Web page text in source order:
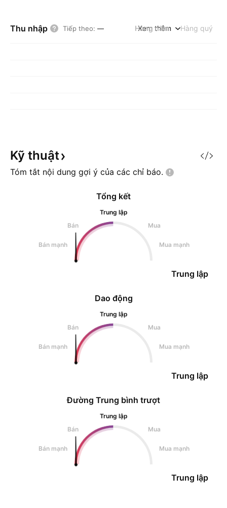
Thu nhập Tiếp theo: — Hàng năm Hàng quý
Xem thêm
Kỹ thuật
Tóm tắt nội dung gợi ý của các chỉ báo.
Dao động
Trung lập
Bán
Mua
Bán mạnh Mua mạnh
Trung lập
Tổng kết
Trung lập
Bán
Mua
Bán mạnh Mua mạnh
Trung lập
Đường Trung bình trượt
Trung lập
Bán
Mua
Bán mạnh Mua mạnh
Trung lập